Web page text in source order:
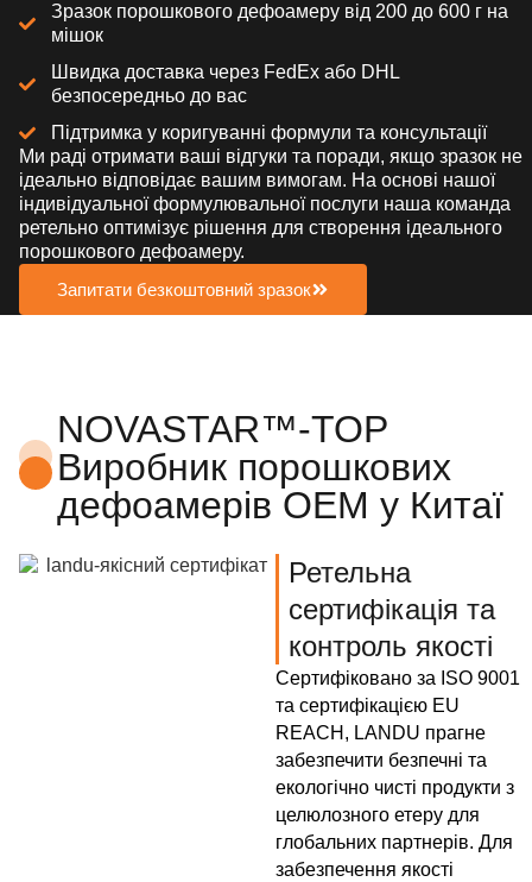
Зразок порошкового дефоамеру від 200 до 600 г на
мішок
Швидка доставка через FedEx або DHL
безпосередньо до вас
Підтримка у коригуванні формули та консультації
Ми раді отримати ваші відгуки та поради, якщо зразок не
ідеально відповідає вашим вимогам. На основі нашої
індивідуальної формулювальної послуги наша команда
ретельно оптимізує рішення для створення ідеального
порошкового дефоамеру.
Запитати безкоштовний зразок
NOVASTAR™-TOP
Виробник порошкових
дефоамерів OEM у Китаї
Ретельна
сертифікація та
контроль якості
Сертифіковано за ISO 9001
та сертифікацією EU
REACH, LANDU прагне
забезпечити безпечні та
екологічно чисті продукти з
целюлозного етеру для
глобальних партнерів. Для
забезпечення якості